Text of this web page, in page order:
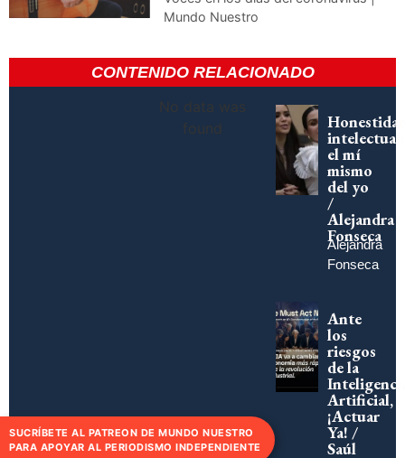
Mundo Nuestro
CONTENIDO RELACIONADO
No data was
found
intelectual:
el mí
mismo
del yo
/
Alejandra
Fonseca
Alejandra
Fonseca
Ante
los
riesgos
de la
Artificial,
¡Actuar
Ya! /
Saúl
SUCRÍBETE AL PATREON DE MUNDO NUESTRO
PARA APOYAR AL PERIODISMO INDEPENDIENTE